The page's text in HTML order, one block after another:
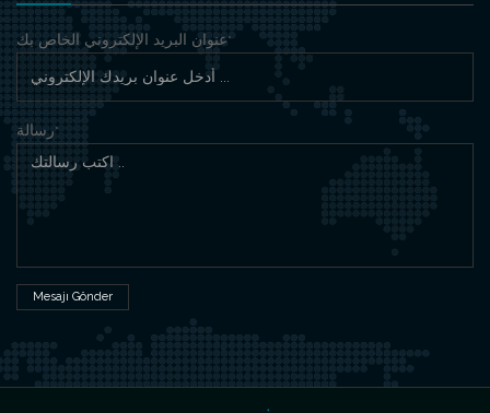
عنوان البريد الإلكتروني الخاص بك*
رسالة*